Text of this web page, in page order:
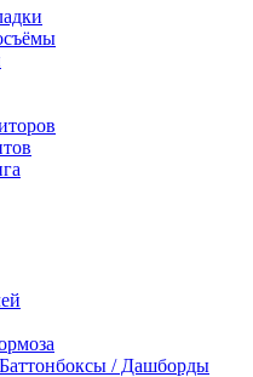
Баттонбоксы / Дашборды